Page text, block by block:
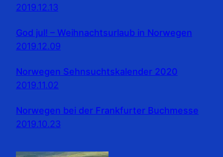
2019.12.13
God jul! – Weihnachtsurlaub in Norwegen
2019.12.09
Norwegen Sehnsuchtskalender 2020
2019.11.02
Norwegen bei der Frankfurter Buchmesse
2019.10.23